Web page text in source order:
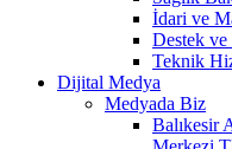
İdari ve
Destek
Teknik
Dijital Medya
Medyada Biz
Balıkesir